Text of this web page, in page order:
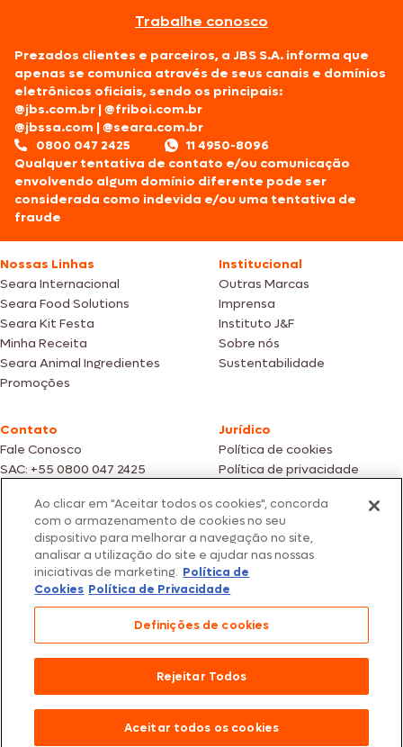
Trabalhe conosco
Prezados clientes e parceiros, a JBS S.A. informa que
apenas se comunica através de seus canais e domínios
eletrônicos oficiais, sendo os principais:
@jbs.com.br |@friboi.com.br
@jbssa.com |@seara.com.br
0800 047 2425
11 4950-8096
Qualquer tentativa de contato e/ou comunicação
envolvendo algum domínio diferente pode ser
considerada como indevida e/ou uma tentativa de
fraude
Nossas Linhas
Seara Internacional
Seara Food Solutions
Seara Kit Festa
Minha Receita
Seara Animal Ingredientes
Promoções
Institucional
Outras Marcas
Imprensa
Instituto J&F
Sobre nós
Sustentabilidade
Contato
Fale Conosco
SAC: +55 0800 047 2425
Jurídico
Política de cookies
Política de privacidade
Fotos meramente ilustrativas | Ofertas válidas enquanto durarem os
estoques dos nossos parceiros | Vendas sujeitas a análise e confirmação
de dados.
Os preços, promoções e condições de pagamento são válidos
exclusivamente para compras efetuadas em nossos parceiros.
Todos os produtos estão sujeitos a disponibilidade de estoque.
São Paulo/SP – CEP 05.118-100
© 2026 Seara. Todos os direitos reservados
Ao clicar em "Aceitar todos os cookies", concorda
com o armazenamento de cookies no seu
dispositivo para melhorar a navegação no site,
analisar a utilização do site e ajudar nas nossas
iniciativas de marketing. Política de
Cookies Política de Privacidade
Definições de cookies
Rejeitar Todos
Aceitar todos os cookies